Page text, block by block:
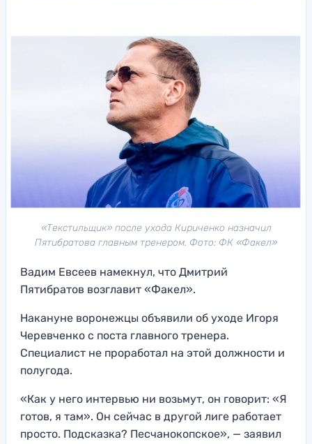
«Текстильщик» после ухода Кириченко назначил
Пятибратова главным тренером. Фото: ФК «Факел»
Вадим Евсеев намекнул, что Дмитрий
Пятибратов возглавит «Факел».
Накануне воронежцы объявили об уходе Игоря
Черевченко с поста главного тренера.
Специалист не проработал на этой должности и
полугода.
«Как у него интервью ни возьмут, он говорит: «Я
готов, я там». Он сейчас в другой лиге работает
просто. Подсказка? Песчанокопское», — заявил